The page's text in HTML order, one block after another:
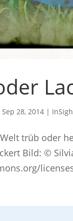
Sep 28, 2014 |
trüb oder
Bild: ©